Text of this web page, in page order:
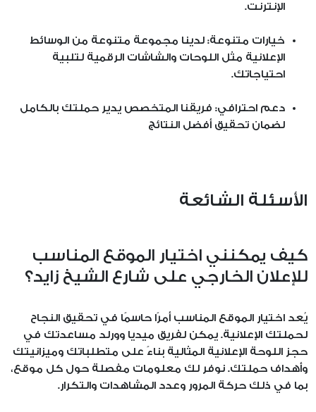
الإنترنت.
خيارات متنوعة: لدينا مجموعة متنوعة من الوسائط
الإعلانية مثل اللوحات والشاشات الرقمية لتلبية
احتياجاتك.
دعم احترافي: فريقنا المتخصص يدير حملتك بالكامل
لضمان تحقيق أفضل النتائج
الأسئلة الشائعة
كيف يمكنني اختيار الموقع المناسب
للإعلان الخارجي على شارع الشيخ زايد؟
يُعد اختيار الموقع المناسب أمرًا حاسمًا في تحقيق النجاح
لحملتك الإعلانية. يمكن لفريق ميديا وورلد مساعدتك في
حجز اللوحة الإعلانية المثالية بناءً على متطلباتك وميزانيتك
وأهداف حملتك. نوفر لك معلومات مفصلة حول كل موقع،
بما في ذلك حركة المرور وعدد المشاهدات والتكرار.